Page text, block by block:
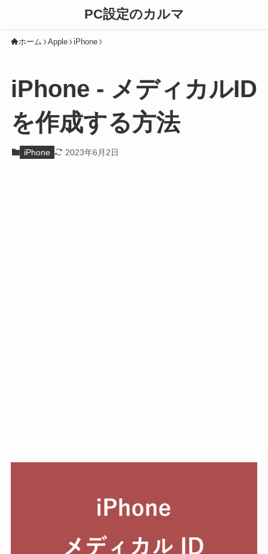
PC設定のカルマ
ホーム Apple iPhone
iPhone - メディカルID
を作成する方法
iPhone 2023年6月2日